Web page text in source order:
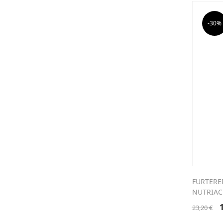
-30%
23,20€